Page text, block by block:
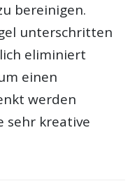
bereinigen.
unterschritten
eliminiert
einen
werden
sehr kreative